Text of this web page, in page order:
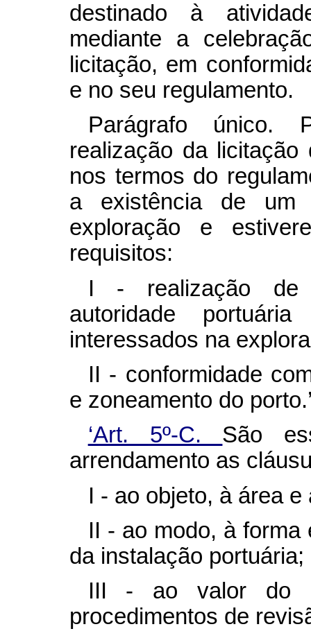
destinado à
mediante a
licitação, em
e no seu regulamento.
Parágrafo único.
realização da
nos termos do
a existência de um
exploração e
requisitos:
I - realização de
autoridade
interessados na
II - conformidade
e zoneamento do
‘Art. 5º-C. São
arrendamento as
I - ao objeto, à área e
II - ao modo, à
da instalação portuária;
III - ao valor do
procedimentos de